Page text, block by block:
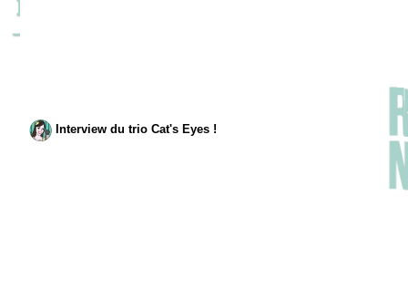
Interview du trio Cat's Eyes !